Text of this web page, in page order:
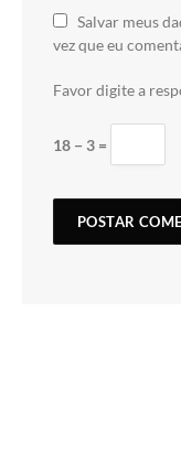
Salvar meus
vez que eu
Favor digite a
18 − 3 =